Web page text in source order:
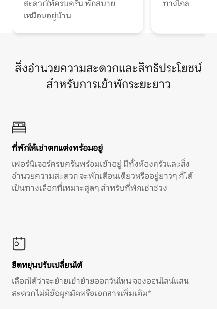
สะดวกให้ครบครัน พักสบาย
เหมือนอยู่บ้าน
ทางไกล
สิ่งอำนวยความสะดวกและสิทธิประโยชน์
สำหรับการเข้าพักระยะยาว
ที่พักให้เช่าตกแต่งพร้อมอยู่
เฟอร์นิเจอร์ครบครันพร้อมเข้าอยู่ มีทั้งห้องครัวและสิ่ง
อำนวยความสะดวก จะพักเดือนเดียวหรืออยู่ยาวๆ ก็ได้
เป็นทางเลือกที่เหมาะสุดๆ สำหรับที่พักเช่าช่วง
ยืดหยุ่นปรับเปลี่ยนได้
เลือกได้ว่าจะย้ายเข้าย้ายออกวันไหน จองออนไลน์แสน
สะดวก ไม่มีข้อผูกมัดหรือเอกสารเพิ่มเติม*